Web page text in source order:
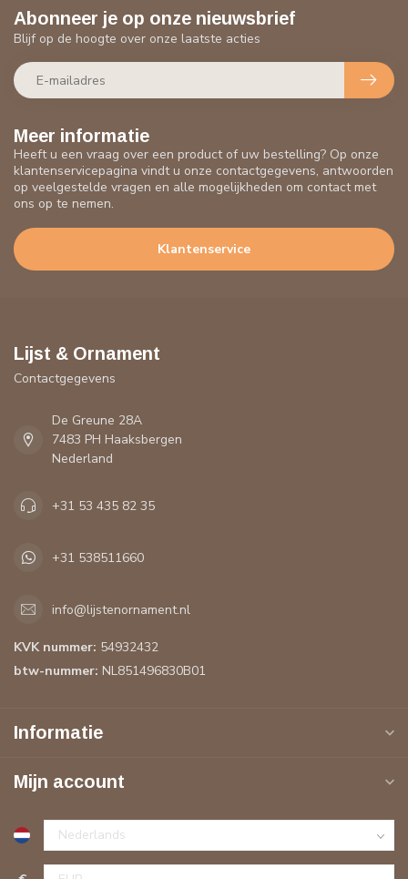
Meer informatie
Heeft u een vraag over een product of uw bestelling? Op onze
klantenservicepagina vindt u onze contactgegevens, antwoorden
op veelgestelde vragen en alle mogelijkheden om contact met
ons op te nemen.
Klantenservice
Abonneer je op onze nieuwsbrief
Blijf op de hoogte over onze laatste acties
Lijst & Ornament
Contactgegevens
De Greune 28A
7483 PH Haaksbergen
Nederland
+31 53 435 82 35
+31 538511660
info@lijstenornament.nl
KVK nummer: 54932432
btw-nummer: NL851496830B01
Informatie
Mijn account